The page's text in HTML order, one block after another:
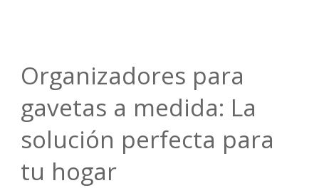
Organizadores para
gavetas a medida: La
solución perfecta para
tu hogar